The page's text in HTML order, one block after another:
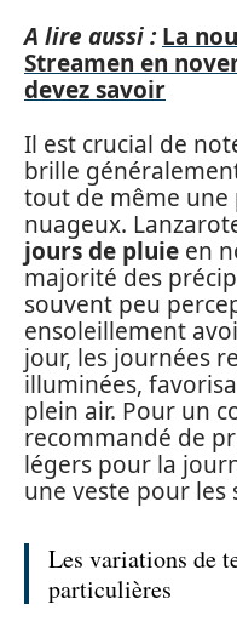
A lire aussi : La
Streamen en
devez savoir
Il est crucial de
brille
tout de même
nuageux.
jours de pluie en
majorité des
souvent peu
ensoleillement
jour, les journées
illuminées,
plein air. Pour un
recommandé de
légers pour la
une veste pour les
Les variations de
particulières